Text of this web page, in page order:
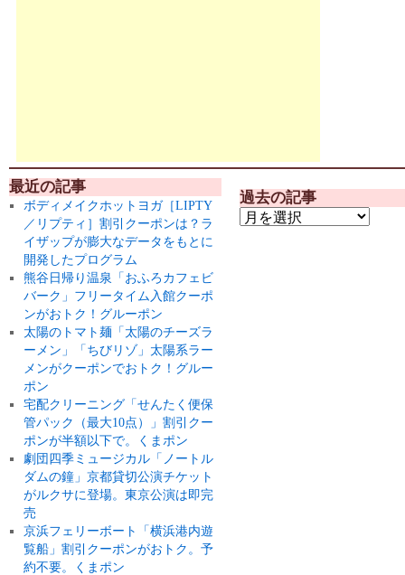
最近の記事
ボディメイクホットヨガ［LIPTY
／リプティ］割引クーポンは？ラ
イザップが膨大なデータをもとに
開発したプログラム
熊谷日帰り温泉「おふろカフェビ
バーク」フリータイム入館クーポ
ンがおトク！グルーポン
太陽のトマト麺「太陽のチーズラ
ーメン」「ちびリゾ」太陽系ラー
メンがクーポンでおトク！グルー
ポン
宅配クリーニング「せんたく便保
管パック（最大10点）」割引クー
ポンが半額以下で。くまポン
劇団四季ミュージカル「ノートル
ダムの鐘」京都貸切公演チケット
がルクサに登場。東京公演は即完
売
京浜フェリーボート「横浜港内遊
覧船」割引クーポンがおトク。予
約不要。くまポン
過去の記事